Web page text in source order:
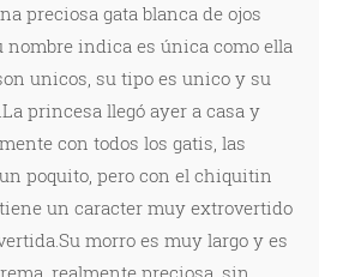
preciosa gata blanca de ojos
nombre indica es única como ella
unicos, su tipo es unico y su
princesa llegó ayer a casa y
con todos los gatis, las
poquito, pero con el chiquitin
un caracter muy extrovertido
morro es muy largo y es
realmente preciosa, sin